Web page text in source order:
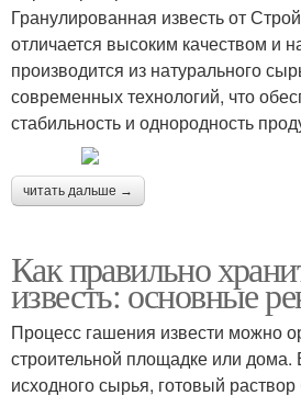
Гранулированная известь от
отличается высоким качеством и
производится из натурального
современных технологий, что
стабильность и однородность
читать дальше →
Как правильно
известь: основные
Процесс гашения извести можно
строительной площадке или дома.
исходного сырья, готовый